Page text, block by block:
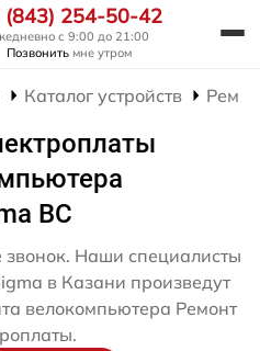
(843) 254-50-42
с 9:00 до 21:00
Позвонить мне утром
Каталог устройств
BC
звонок. Наши специалисты
в Казани произведут
велокомпьютера Ремонт